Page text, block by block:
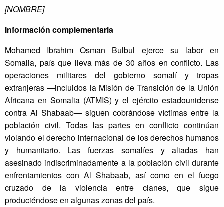
[NOMBRE]
Información complementaria
Mohamed Ibrahim Osman Bulbul ejerce su labor en
Somalia, país que lleva más de 30 años en conflicto. Las
operaciones militares del gobierno somalí y tropas
extranjeras —incluidos la Misión de Transición de la Unión
Africana en Somalia (ATMIS) y el ejército estadounidense
contra Al Shabaab— siguen cobrándose víctimas entre la
población civil. Todas las partes en conflicto continúan
violando el derecho internacional de los derechos humanos
y humanitario. Las fuerzas somalíes y aliadas han
asesinado indiscriminadamente a la población civil durante
enfrentamientos con Al Shabaab, así como en el fuego
cruzado de la violencia entre clanes, que sigue
produciéndose en algunas zonas del país.